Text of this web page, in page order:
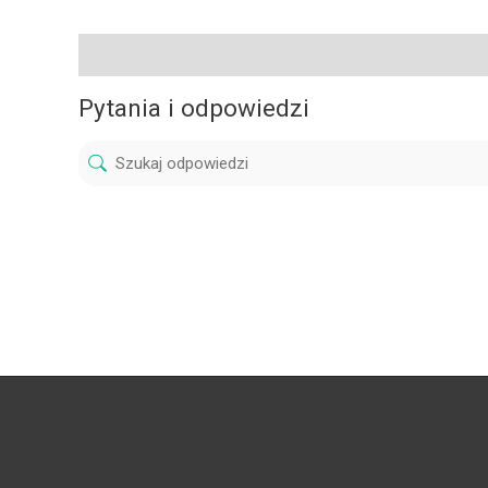
Pytania i odpowiedzi